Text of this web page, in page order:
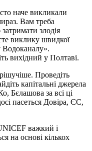
наче викликали
Вам треба
злодія
виклику швидкої
вихідний у Полтаві.
Проведіть
капітальні джерела
Бєлашова за всі ці
пасеться Довіра, ЄС,
важкий і
на основі кількох